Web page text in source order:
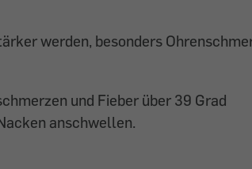
werden, besonders
und Fieber über 39 Grad
anschwellen.